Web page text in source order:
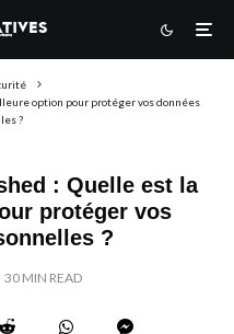
option pour protéger vos données
?
: Quelle est la
protéger vos
?
30 MIN READ